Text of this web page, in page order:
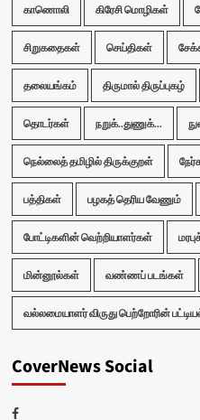
காணொலி கிரேசி மொழிகள்
சிறுகதைகள் செய்திகள்
தலையங்கம் திருமால் திருப்புகழ்
தொடர்கள் நறுக்..துணுக்...
நெல்லைத் தமிழில் திருக்குறள்
பத்திகள் பழகத் தெரிய வேணும்
போட்டிகளின் வெற்றியாளர்கள்
மின்னூல்கள் வண்ணப் படங்கள்
வல்லமையாளர் விருது பெற்றோரின்
CoverNews Social
Facebook